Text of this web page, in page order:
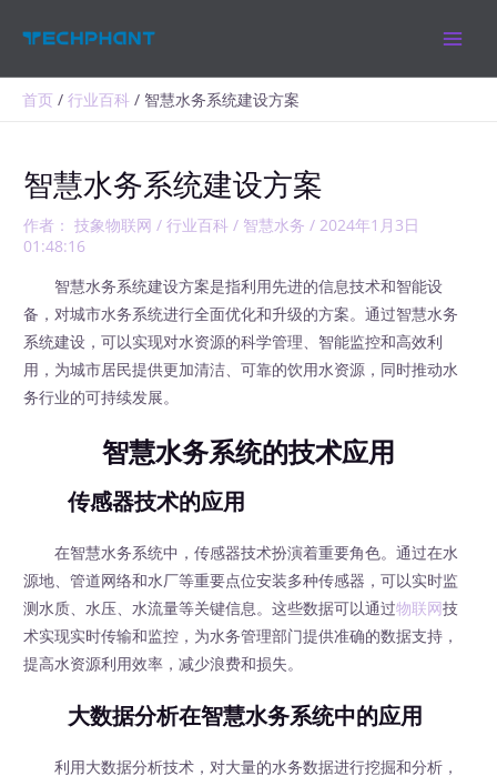
首页 行业百科 智慧水务系统建设方案
智慧水务系统建设方案
作者： 技象物联网/行业百科 / 智慧水务 /2024年1月3日
01:48:16
智慧水务系统建设方案是指利用先进的信息技术和智能设
备，对城市水务系统进行全面优化和升级的方案。通过智慧水务
系统建设，可以实现对水资源的科学管理、智能监控和高效利
用，为城市居民提供更加清洁、可靠的饮用水资源，同时推动水
务行业的可持续发展。
智慧水务系统的技术应用
传感器技术的应用
在智慧水务系统中，传感器技术扮演着重要角色。通过在水
源地、管道网络和水厂等重要点位安装多种传感器，可以实时监
测水质、水压、水流量等关键信息。这些数据可以通过物联网技
术实现实时传输和监控，为水务管理部门提供准确的数据支持，
提高水资源利用效率，减少浪费和损失。
大数据分析在智慧水务系统中的应用
利用大数据分析技术，对大量的水务数据进行挖掘和分析，